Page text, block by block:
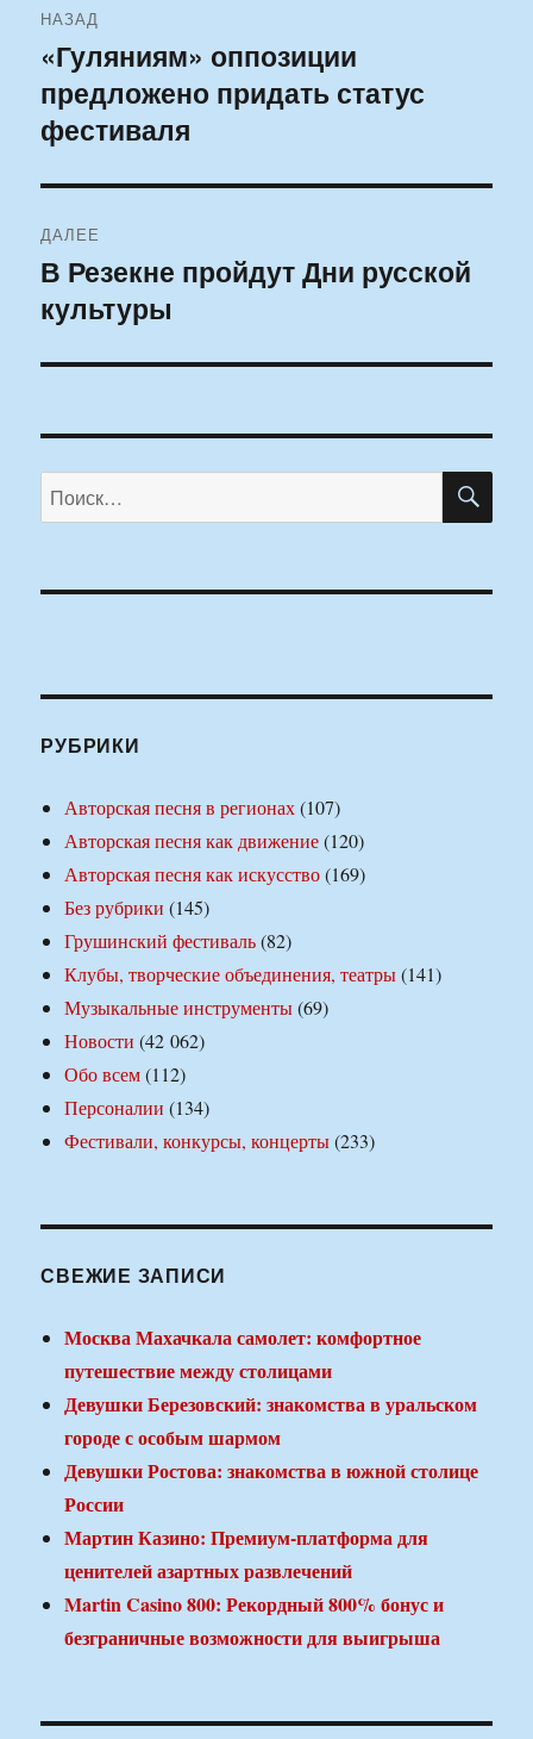
по
записям
НАЗАД
Предыдущая
запись:
«Гуляниям» оппозиции
предложено придать статус
фестиваля
ДАЛЕЕ
Следующая
запись:
В Резекне пройдут Дни русской
культуры
Искать:
РУБРИКИ
Авторская песня в регионах(107)
Авторская песня как движение(120)
Авторская песня как искусство(169)
Без рубрики (145)
Грушинский фестиваль(82)
Клубы, творческие объединения, театры(141)
Музыкальные инструменты(69)
Новости (42 062)
Обо всем(112)
Персоналии (134)
Фестивали, конкурсы, концерты(233)
СВЕЖИЕ ЗАПИСИ
Москва Махачкала самолет: комфортное
путешествие между столицами
Девушки Березовский: знакомства в уральском
городе с особым шармом
Девушки Ростова: знакомства в южной столице
России
Мартин Казино: Премиум-платформа для
ценителей азартных развлечений
Martin Casino 800: Рекордный 800% бонус и
безграничные возможности для выигрыша